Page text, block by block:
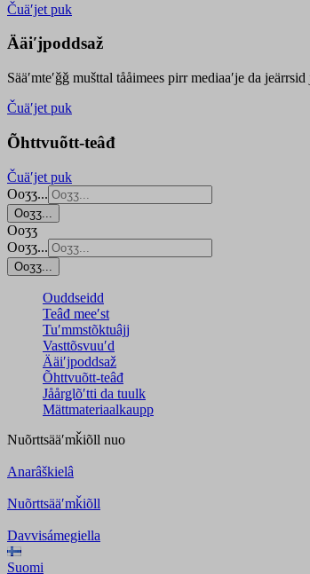
Čuäʹjet puk
Ääiʹjpoddsaž
Sääʹmteʹǧǧ mušttal tååimees pirr mediaaʹje da
Čuäʹjet puk
Õhttvuõtt-teâđ
Čuäʹjet puk
Ooʒʒ...
Ooʒʒ...
Ooʒʒ
Ooʒʒ...
Ooʒʒ...
Ouddseidd
Teâđ meeʹst
Tuʹmmstõktuâjj
Vasttõsvuuʹd
Ääiʹjpoddsaž
Õhttvuõtt-teâđ
Jåårǥlõʹtti da tuulk
Mättmateriaalkaupp
Nuõrttsääʹmǩiõll nuo
Anarâškielâ
Nuõrttsääʹmǩiõll
Davvisámegiella
Suomi